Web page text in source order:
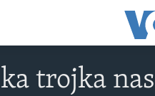
trojka